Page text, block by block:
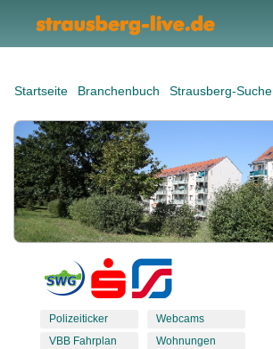
Startseite Branchenbuch Strausberg-Suche
Polizeiticker
VBB Fahrplan
Webcams
Wohnungen